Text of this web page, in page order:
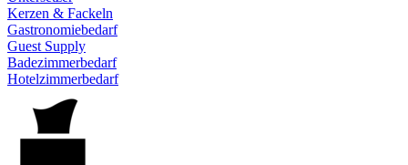
Kerzen & Fackeln
Gastronomiebedarf
Guest Supply
Badezimmerbedarf
Hotelzimmerbedarf